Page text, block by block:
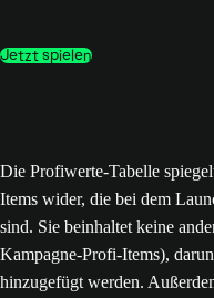
Jetzt spielen
Die Profiwerte-Tabelle
Items wider, die bei dem
sind. Sie beinhaltet keine
Kampagne-Profi-Items),
hinzugefügt werden.